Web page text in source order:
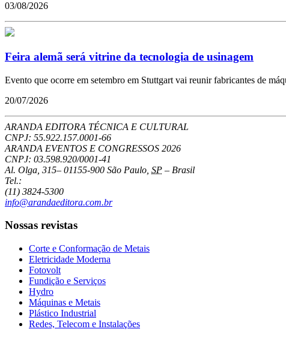
03/08/2026
Feira alemã será vitrine da tecnologia de usinagem
Evento que ocorre em setembro em Stuttgart vai reunir fabricantes de
20/07/2026
ARANDA EDITORA TÉCNICA E CULTURAL
CNPJ: 55.922.157.0001-66
ARANDA EVENTOS E CONGRESSOS 2026
CNPJ: 03.598.920/0001-41
Al. Olga, 315– 01155-900 São Paulo SP – Brasil
Tel.:
(11) 3824-5300
info@arandaeditora.com.br
Nossas revistas
Corte e Conformação de Metais
Eletricidade Moderna
Fotovolt
Fundição e Serviços
Hydro
Máquinas e Metais
Plástico Industrial
Redes, Telecom e Instalações